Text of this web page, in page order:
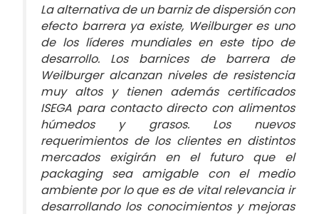
La alternativa de un barniz de dispersión con
efecto barrera ya existe, Weilburger es uno
de los líderes mundiales en este tipo de
desarrollo. Los barnices de barrera de
Weilburger alcanzan niveles de resistencia
muy altos y tienen además certificados
ISEGA para contacto directo con alimentos
húmedos y grasos. Los nuevos
requerimientos de los clientes en distintos
mercados exigirán en el futuro que el
packaging sea amigable con el medio
ambiente por lo que es de vital relevancia ir
desarrollando los conocimientos y mejoras